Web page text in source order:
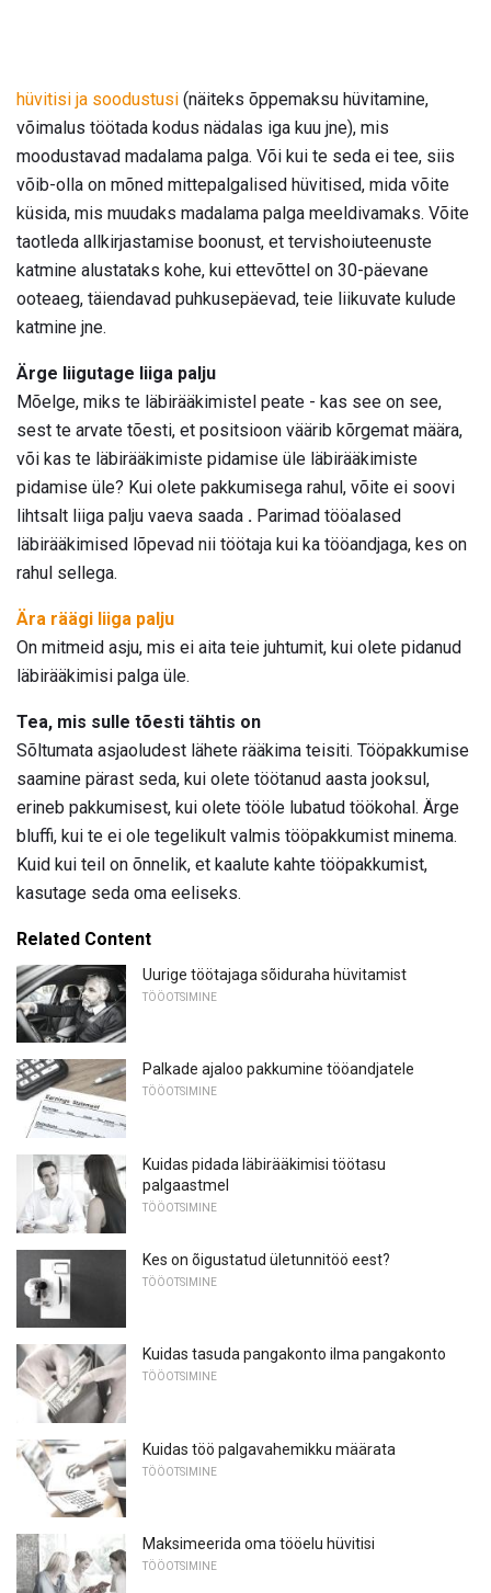
hüvitisi ja soodustusi (näiteks õppemaksu hüvitamine,
võimalus töötada kodus nädalas iga kuu jne), mis
moodustavad madalama palga. Või kui te seda ei tee, siis
võib-olla on mõned mittepalgalised hüvitised, mida võite
küsida, mis muudaks madalama palga meeldivamaks. Võite
taotleda allkirjastamise boonust, et tervishoiuteenuste
katmine alustataks kohe, kui ettevõttel on 30-päevane
ooteaeg, täiendavad puhkusepäevad, teie liikuvate kulude
katmine jne.
Ärge liigutage liiga palju
Mõelge, miks te läbirääkimistel peate - kas see on see,
sest te arvate tõesti, et positsioon väärib kõrgemat määra,
või kas te läbirääkimiste pidamise üle läbirääkimiste
pidamise üle? Kui olete pakkumisega rahul, võite ei soovi
lihtsalt liiga palju vaeva saada . Parimad tööalased
läbirääkimised lõpevad nii töötaja kui ka tööandjaga, kes on
rahul sellega.
Ära räägi liiga palju
On mitmeid asju, mis ei aita teie juhtumit, kui olete pidanud
läbirääkimisi palga üle.
Tea, mis sulle tõesti tähtis on
Sõltumata asjaoludest lähete rääkima teisiti. Tööpakkumise
saamine pärast seda, kui olete töötanud aasta jooksul,
erineb pakkumisest, kui olete tööle lubatud töökohal. Ärge
bluffi, kui te ei ole tegelikult valmis tööpakkumist minema.
Kuid kui teil on õnnelik, et kaalute kahte tööpakkumist,
kasutage seda oma eeliseks.
Related Content
Uurige töötajaga sõiduraha hüvitamist
TÖÖOTSIMINE
Palkade ajaloo pakkumine tööandjatele
TÖÖOTSIMINE
Kuidas pidada läbirääkimisi töötasu
palgaastmel
TÖÖOTSIMINE
Kes on õigustatud ületunnitöö eest?
TÖÖOTSIMINE
Kuidas tasuda pangakonto ilma pangakonto
TÖÖOTSIMINE
Kuidas töö palgavahemikku määrata
TÖÖOTSIMINE
Maksimeerida oma tööelu hüvitisi
TÖÖOTSIMINE